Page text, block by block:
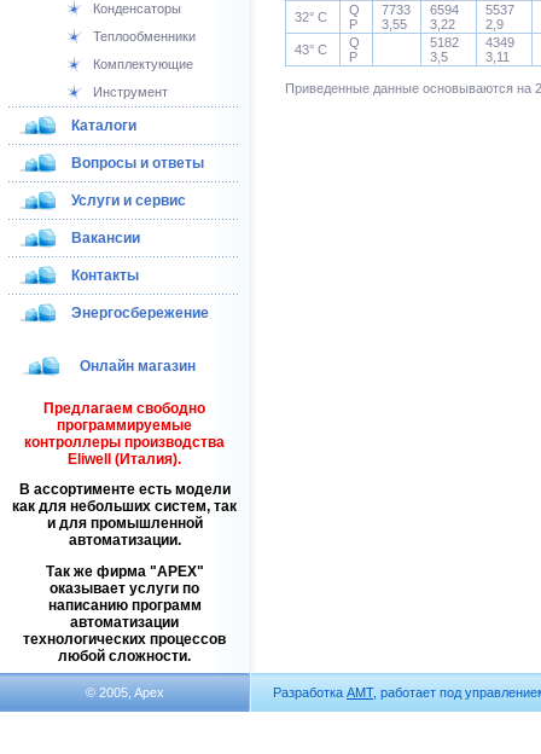
Конденсаторы
Теплообменники
Комплектующие
Инструмент
Каталоги
Вопросы и ответы
Услуги и сервис
Вакансии
Контакты
Энергосбережение
Онлайн магазин
Предлагаем свободно
программируемые
контроллеры производства
Eliwell (Италия).
В ассортименте есть модели
как для небольших систем, так
и для промышленной
автоматизации.
Так же фирма
APEX
оказывает услуги по
написанию программ
автоматизации
технологических процессов
любой сложности.
32° C
Q
P
7733
3,55
6594
3,22
5537
2,9
43° C
Q
P
5182
3,5
4349
3,11
Приведенные данные основываются на
© 2005, Apex Разработка АМТ, работает под